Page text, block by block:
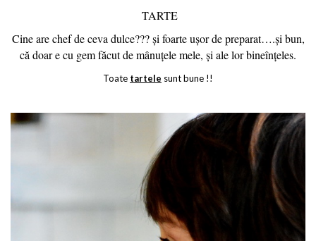
TARTE
Cine are chef de ceva dulce??? și foarte ușor de preparat….și bun,
că doar e cu gem făcut de mânuțele mele, și ale lor bineînțeles.
Toate tartele sunt bune !!